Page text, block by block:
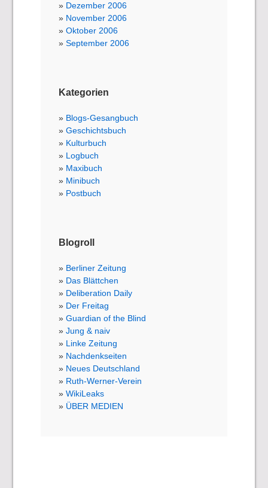
Dezember 2006
November 2006
Oktober 2006
September 2006
Kategorien
Blogs-Gesangbuch
Geschichtsbuch
Kulturbuch
Logbuch
Maxibuch
Minibuch
Postbuch
Blogroll
Berliner Zeitung
Das Blättchen
Deliberation Daily
Der Freitag
Guardian of the Blind
Jung & naiv
Linke Zeitung
Nachdenkseiten
Neues Deutschland
Ruth-Werner-Verein
WikiLeaks
ÜBER MEDIEN